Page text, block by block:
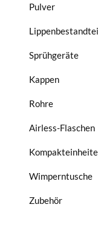
Pulver
Sprühgeräte
Kappen
Rohre
Airless-Flaschen
Wimperntusche
Zubehör